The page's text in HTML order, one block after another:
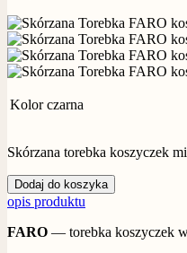
Kolor czarna
Skórzana torebka koszyczek
Dodaj do koszyka
opis produktu
FARO — torebka koszyczek